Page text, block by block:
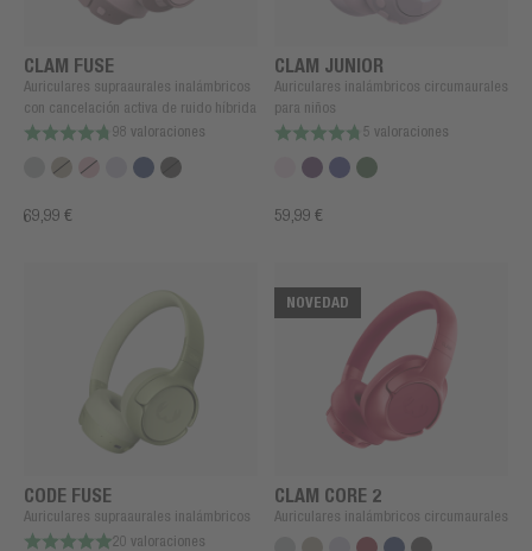
CLAM FUSE
Auriculares supraaurales inalámbricos
con cancelación activa de ruido híbrida
98 valoraciones
69,99 €
CLAM JUNIOR
Auriculares inalámbricos circumaurales
para niños
5 valoraciones
59,99 €
CODE FUSE
Auriculares supraaurales inalámbricos
20 valoraciones
NOVEDAD
CLAM CORE 2
Auriculares inalámbricos circumaurales